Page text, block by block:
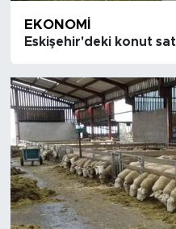
EKONOMI
Eskişehir'deki konut